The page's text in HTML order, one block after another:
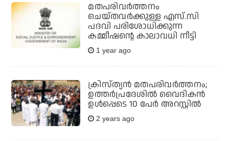
മതപരിവര്‍ത്തനം
ചെയ്തവര്‍ക്കുള്ള എസ്.സി
പദവി പരിശോധിക്കുന്ന
കമ്മീഷന്റെ കാലാവധി നീട്ടി
1 year ago
ക്രിസ്ത്യൻ മതപരിവർത്തനം;
ഉത്തർപ്രദേശിൽ വൈദികൻ
ഉൾപ്പെടെ 10 പേർ അറസ്റ്റിൽ
2 years ago